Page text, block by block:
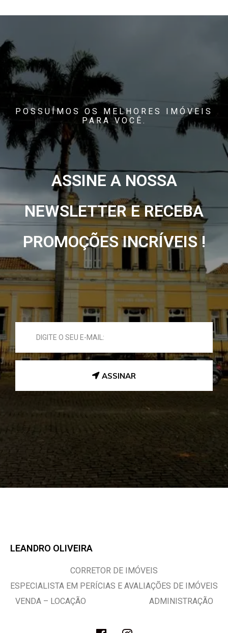
POSSUÍMOS OS MELHORES IMÓVEIS
PARA VOCÊ.
ASSINE A NOSSA
NEWSLETTER E RECEBA
PROMOÇÕES INCRÍVEIS !
ASSINAR
LEANDRO OLIVEIRA
CORRETOR DE IMÓVEIS
ESPECIALISTA EM PERÍCIAS E AVALIAÇÕES DE IMÓVEIS
VENDA – LOCAÇÃO ADMINISTRAÇÃO